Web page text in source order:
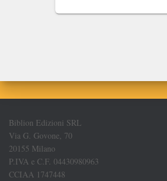
originaleattuale
Biblion Edizioni SRL
Via G. Govone, 70
20155 Milano
P.IVA e C.F. 04430980963
CCIAA 1747448